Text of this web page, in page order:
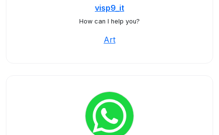
visp9_it
How can I help you?
Art